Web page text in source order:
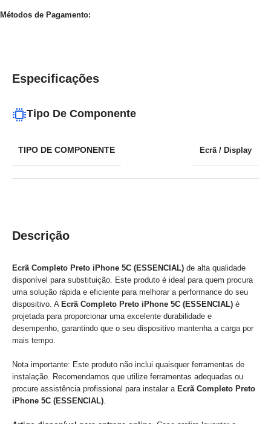
Métodos de Pagamento:
Descrição
Ecrã Completo Preto iPhone 5C (ESSENCIAL) de alta qualidade
disponível para substituição. Este produto é ideal para quem procura
uma solução rápida e eficiente para melhorar a performance do seu
dispositivo. A Ecrã Completo Preto iPhone 5C (ESSENCIAL) é
projetada para proporcionar uma excelente durabilidade e
desempenho, garantindo que o seu dispositivo mantenha a carga por
mais tempo.
Nota importante: Este produto não inclui quaisquer ferramentas de
instalação. Recomendamos que utilize ferramentas adequadas ou
procure assistência profissional para instalar a Ecrã Completo Preto
iPhone 5C (ESSENCIAL)
Especificações
Tipo De Componente
TIPO DE COMPONENTE Ecrã / Display